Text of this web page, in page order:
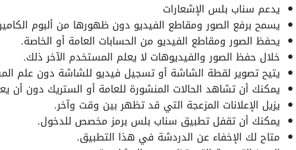
يدعم سناب بلس الإشعارات
يسمح برفع الصور ومقاطع الفيديو دون ظهورها من ألبوم
يحفظ الصور ومقاطع الفيديو من الحسابات العامة أو الخاصة.
خلال حفظ الصور والفيديوهات لا يعلم المستخدم الآخر ذلك.
يتيح تصوير لقطة الشاشة أو تسجيل فيديو للشاشة دون علم
يمكنك أن تشاهد الحالات المنشورة للعامة أو الستريك دون أن
يزيل الإعلانات المزعجة التي قد تظهر بين وقت وآخر.
يمكنك أن تقفل تطبيق سناب بلس برمز مخصص للدخول.
متاح لك الإخفاء عن الدردشة في هذا التطبيق.